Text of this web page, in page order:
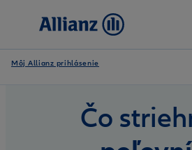
Môj Allianz prihlásenie
Čo